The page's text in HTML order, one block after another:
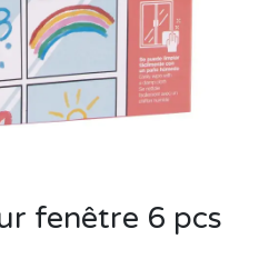
fenêtre 6 pcs